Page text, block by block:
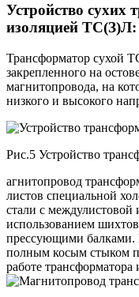
Устройство сухих
изоляцией ТС(З)Л:
Трансформатор сухой
закрепленного на
магнитопровода, на
низкого и высокого
Рис.5 Устройство
агнитопровод
листов специальной
стали с междулистовой
использованием
прессующими балками.
полным косым стыком
работе